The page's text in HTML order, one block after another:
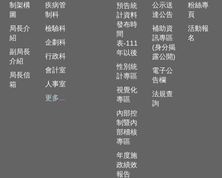
制架構
圖
局長介
紹
副局長
介紹
局長信
箱
疾病管
制科
檢驗科
企劃科
行政科
會計室
人事室
更多...
預告統
計資料
發布時
間
表-111
年以後
性別統
計專區
視覺化
專區
內部控
制暨內
部稽核
專區
年度施
政績效
報告
公示送
達公告
補助資
訊專區
(身分揭
露公開)
電子公
告欄
法規查
詢
粉絲專
頁
活動報
名